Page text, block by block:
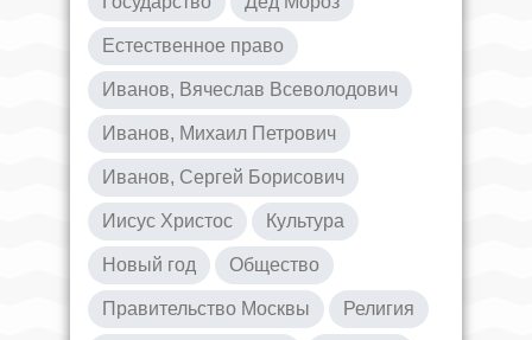
Естественное право
Иванов, Вячеслав Всеволодович
Иванов, Михаил Петрович
Иванов, Сергей Борисович
Иисус Христос Культура
Новый год Общество
Правительство Москвы Религия